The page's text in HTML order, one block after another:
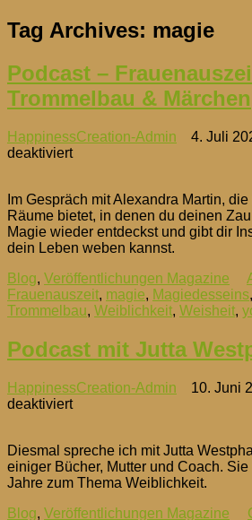
Tag Archives: magie
Podcast –
Trommelbau & Märchen
HappinessCreation-Admin 4. Juli
deaktiviertfür
Frauenauszeit,
Trommelbau
&
Märchen
Im Gespräch mit Alexandra Martin, die
Räume bietet, in denen du deinen
Magie wieder entdeckst und gibt dir
dein Leben weben kannst.
Blog, Veröffentlichungen Magazine
Frauenauszeit, magie, Magiedesseins,
Trommelbau, Weiblichkeit, Weisheit,
Podcast mit Jutta
HappinessCreation-Admin 10. Juni
deaktiviertfür
Jutta
Westphalen
Diesmal spreche ich mit Jutta
einiger Bücher, Mutter und Coach.
Jahre zum Thema Weiblichkeit.
Blog, Veröffentlichungen Magazine